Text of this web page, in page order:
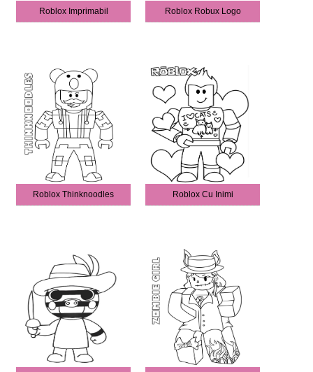
Roblox Imprimabil Roblox Robux Logo
Roblox Thinknoodles Roblox Cu Inimi